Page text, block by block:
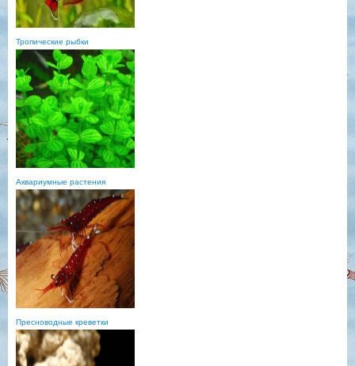
Тропические рыбки
Аквариумные растения
Пресноводные креветки